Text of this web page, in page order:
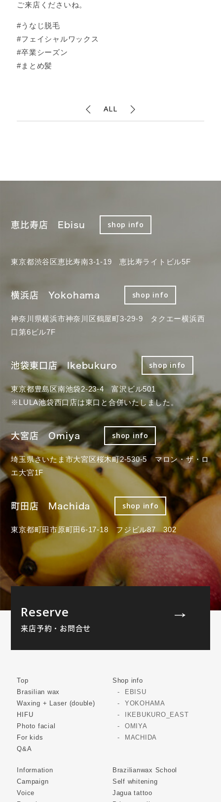
ご来店くださいね。
#うなじ脱毛
#フェイシャルワックス
#卒業シーズン
#まとめ髪
ALL
恵比寿店 Ebisu shop info
東京都渋谷区恵比寿南3-1-19 恵比寿ライトビル5F
横浜店 Yokohama shop info
神奈川県横浜市神奈川区鶴屋町3-29-9 タクエー横浜西
口第6ビル7F
池袋東口店 Ikebukuro shop info
東京都豊島区南池袋2-23-4 富沢ビル501
※LULA池袋西口店は東口と合併いたしました。
大宮店 Omiya shop info
埼玉県さいたま市大宮区桜木町2-530-5 マロン・ザ・ロ
エ大宮1F
町田店 Machida shop info
東京都町田市原町田6-17-18 フジビル87 302
Reserve
来店予約・お問合せ
Top
Brasilian wax
Waxing + Laser (double)
HIFU
Photo facial
For kids
Q&A
Shop info
EBISU
YOKOHAMA
IKEBUKURO_EAST
OMIYA
MACHIDA
Information
Campaign
Voice
Brazilianwax School
Self whitening
Jagua tattoo